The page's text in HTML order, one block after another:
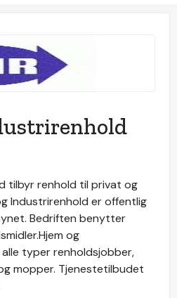
tilbyr renhold til privat og
Industrirenhold er offentlig
Bedriften benytter
og
typer renholdsjobber,
mopper. Tjenestetilbudet